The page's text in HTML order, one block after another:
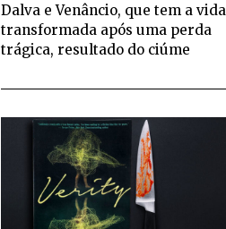
Dalva e Venâncio, que tem a vida
transformada após uma perda
trágica, resultado do ciúme